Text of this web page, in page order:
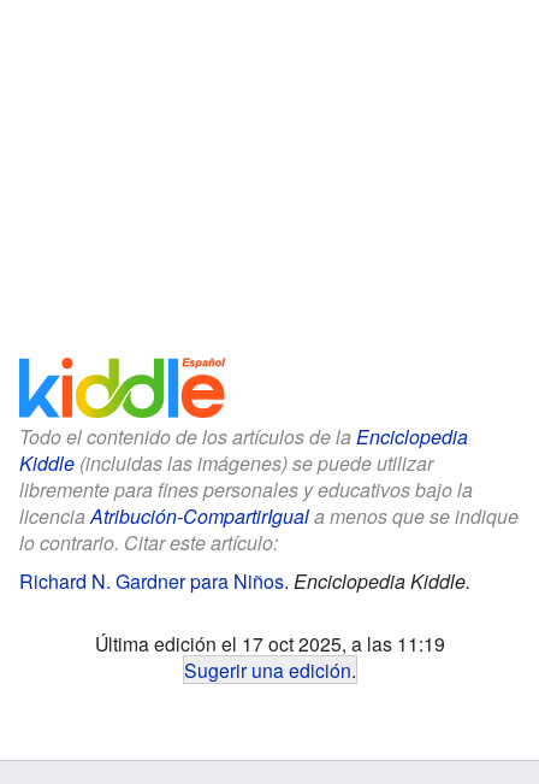
Todo el contenido de los artículos de la Enciclopedia
Kiddle (incluidas las imágenes) se puede utilizar
libremente para fines personales y educativos bajo la
licenciaAtribución-CompartirIguala menos que se indique
lo contrario. Citar este artículo:
Richard N. Gardner para Niños. Enciclopedia Kiddle.
Última edición el 17 oct 2025, a las 11:19
Sugerir una edición.